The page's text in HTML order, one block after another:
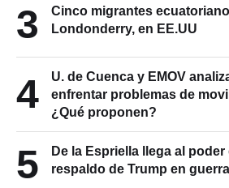
3
Cinco migrantes
Londonderry, en EE.UU
4
U. de Cuenca y EMOV
enfrentar problemas de
¿Qué proponen?
5
De la Espriella llega al
respaldo de Trump en